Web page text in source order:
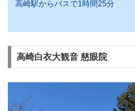
高崎駅からバスで1時間25分
高崎白衣大観音 慈眼院